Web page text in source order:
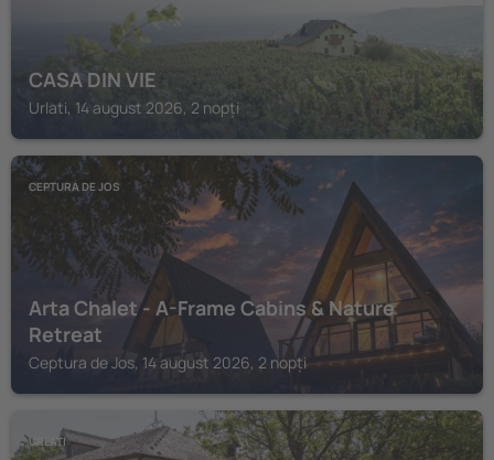
CASA DIN VIE
Urlati, 14 august 2026, 2 nopți
CEPTURA DE JOS
Arta Chalet - A-Frame Cabins & Nature
Retreat
Ceptura de Jos, 14 august 2026, 2 nopți
URLATI